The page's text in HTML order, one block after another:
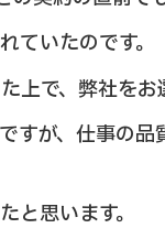
ていたのです。
で、弊社をお
すが、仕事の
と思います。